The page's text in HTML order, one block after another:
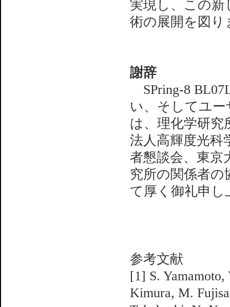
実現し、この
術の展開を図り
謝辞
SPring-8
い、そしてユ
は、理化学研究
法人高輝度光科
者懇談会、東京
究所の関係者
て厚く御礼申し
参考文献
[1] S.
Kimura, M.